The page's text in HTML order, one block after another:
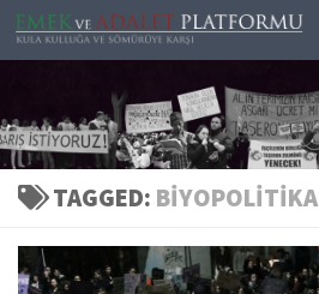
Skip to content
TAGGED: BIYOPOLITIKA